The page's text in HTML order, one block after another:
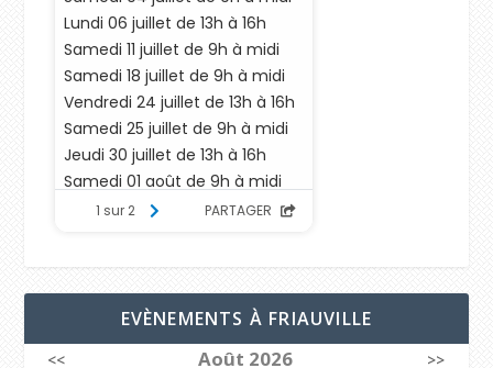
EVÈNEMENTS À FRIAUVILLE
<< Août 2026
>>